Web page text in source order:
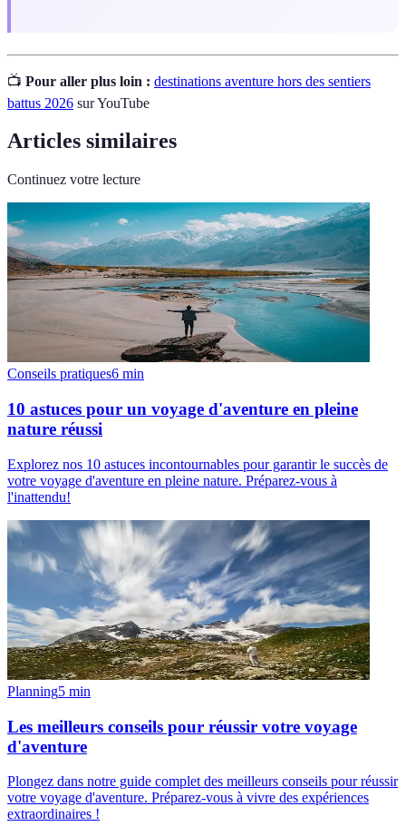
📺 Pour aller plus loin : destinations aventure hors des sentiers
battus 2026 sur YouTube
Articles similaires
Continuez votre lecture
Conseils pratiques6 min
10 astuces pour un voyage d'aventure en pleine
nature réussi
Explorez nos 10 astuces incontournables pour garantir le succès de
votre voyage d'aventure en pleine nature. Préparez-vous à
l'inattendu!
Planning5 min
Les meilleurs conseils pour réussir votre voyage
d'aventure
Plongez dans notre guide complet des meilleurs conseils pour réussir
votre voyage d'aventure. Préparez-vous à vivre des expériences
extraordinaires !